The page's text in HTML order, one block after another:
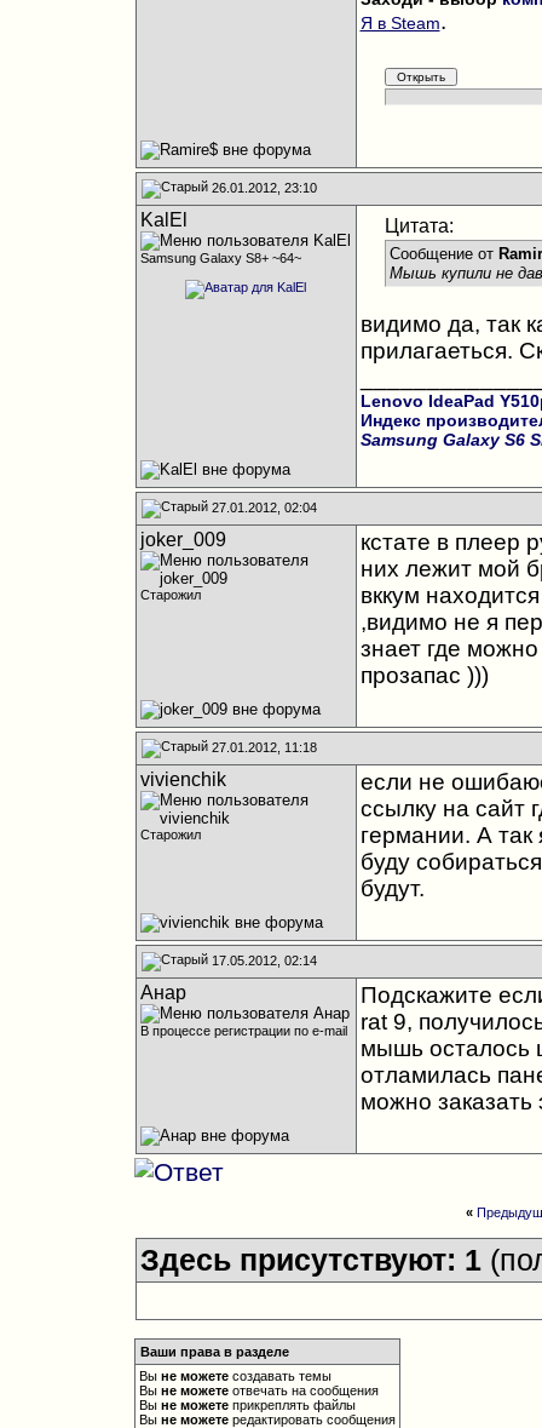
Я в Steam.
26.01.2012, 23:10
KalEl
Samsung Galaxy S8+ ~64~
Цитата:
Сообщение от
Мышь купили не
видимо да, так
прилагаеться.
Lenovo IdeaPad
Индекс
Samsung Galaxy S6
27.01.2012, 02:04
joker_009
Старожил
кстате в плеер
них лежит мой
вккум
,видимо не я
знает где
прозапас )))
27.01.2012, 11:18
vivienchik
Старожил
если не
ссылку на сайт
германии. А так
буду
будут.
17.05.2012, 02:14
Анар
В процессе регистрации по e-mail
Подскажите
rat 9,
мышь осталось
отламилась
можно
«
Здесь присутствуют: 1
Ваши права в разделе
Выне можете создавать темы
Выне можете отвечать на сообщения
Выне можете прикреплять файлы
Выне можете редактировать сообщения